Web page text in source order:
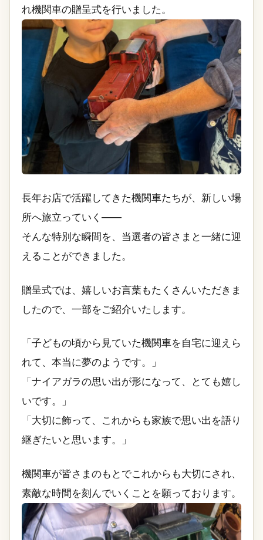
れ機関車の贈呈式を行いました。
長年お店で活躍してきた機関車たちが、新しい場
所へ旅立っていく――
そんな特別な瞬間を、当選者の皆さまと一緒に迎
えることができました。
贈呈式では、嬉しいお言葉もたくさんいただきま
したので、一部をご紹介いたします。
「子どもの頃から見ていた機関車を自宅に迎えら
れて、本当に夢のようです。」
「ナイアガラの思い出が形になって、とても嬉し
いです。」
「大切に飾って、これからも家族で思い出を語り
継ぎたいと思います。」
機関車が皆さまのもとでこれからも大切にされ、
素敵な時間を刻んでいくことを願っております。